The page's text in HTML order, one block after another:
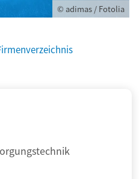
© adimas / Fotolia